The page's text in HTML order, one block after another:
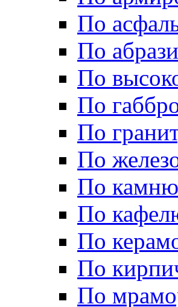
По
По
По
По
По
По
По камню
По
По
По
По